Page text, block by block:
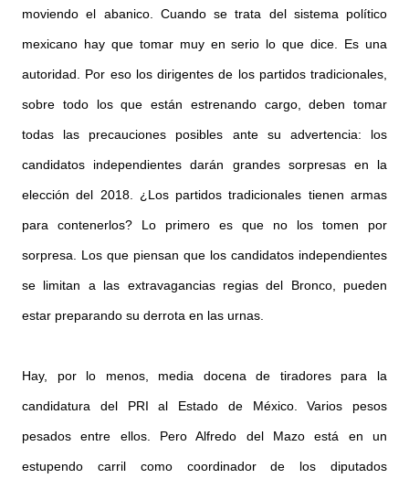
moviendo el abanico. Cuando se trata del sistema político
mexicano hay que tomar muy en serio lo que dice. Es una
autoridad. Por eso los dirigentes de los partidos tradicionales,
sobre todo los que están estrenando cargo, deben tomar
todas las precauciones posibles ante su advertencia: los
candidatos independientes darán grandes sorpresas en la
elección del 2018. ¿Los partidos tradicionales tienen armas
para contenerlos? Lo primero es que no los tomen por
sorpresa. Los que piensan que los candidatos independientes
se limitan a las extravagancias regias del Bronco, pueden
estar preparando su derrota en las urnas.
Hay, por lo menos, media docena de tiradores para la
candidatura del PRI al Estado de México. Varios pesos
pesados entre ellos. Pero Alfredo del Mazo está en un
estupendo carril como coordinador de los diputados